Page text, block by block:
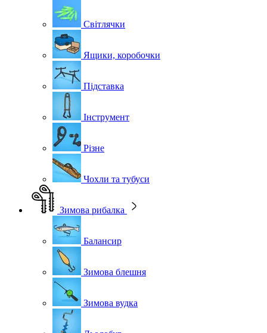
Світлячки
Ящики, коробочки
Підставка
Інструмент
Різне
Чохли та тубуси
Зимова рибалка
Балансир
Зимова блешня
Зимова вудка